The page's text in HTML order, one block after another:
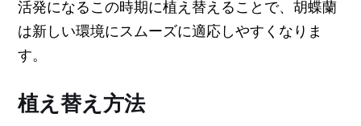
活発になるこの時期に植え替えることで、胡蝶蘭
は新しい環境にスムーズに適応しやすくなりま
す。
植え替え方法